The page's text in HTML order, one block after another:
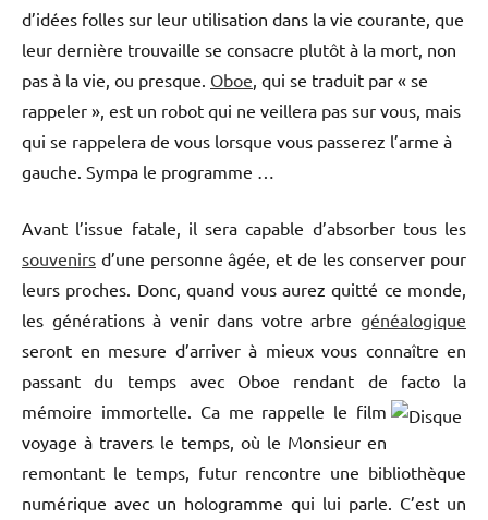
d’idées folles sur leur utilisation dans la vie courante, que
leur dernière trouvaille se consacre plutôt à la mort, non
pas à la vie, ou presque. Oboe , qui se traduit par « se
rappeler », est un robot qui ne veillera pas sur vous, mais
qui se rappelera de vous lorsque vous passerez l’arme à
gauche. Sympa le programme …
Avant l’issue fatale, il sera capable d’absorber tous les
souvenirs d’une personne âgée, et de les conserver pour
leurs proches. Donc, quand vous aurez quitté ce monde,
les générations à venir dans votre arbre généalogique
seront en mesure d’arriver à mieux vous connaître en
passant du temps avec Oboe rendant de facto la
mémoire immortelle. Ca me rappelle le film
voyage à travers le temps, où le Monsieur en
remontant le temps, futur rencontre une bibliothèque
numérique avec un hologramme qui lui parle. C’est un